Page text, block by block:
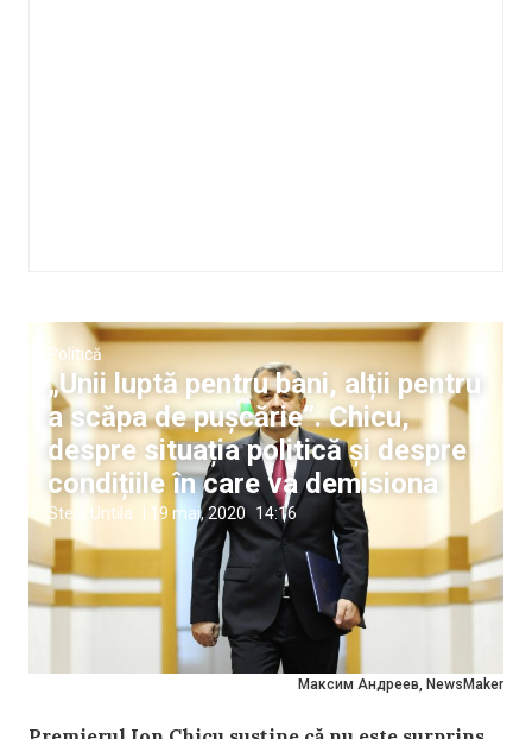
Максим Андреев, NewsMaker
Politică
„Unii luptă pentru bani, alții pentru
a scăpa de pușcărie”. Chicu,
despre situația politică și despre
condițiile în care va demisiona
Stela Untila 19 mai, 2020 14:16